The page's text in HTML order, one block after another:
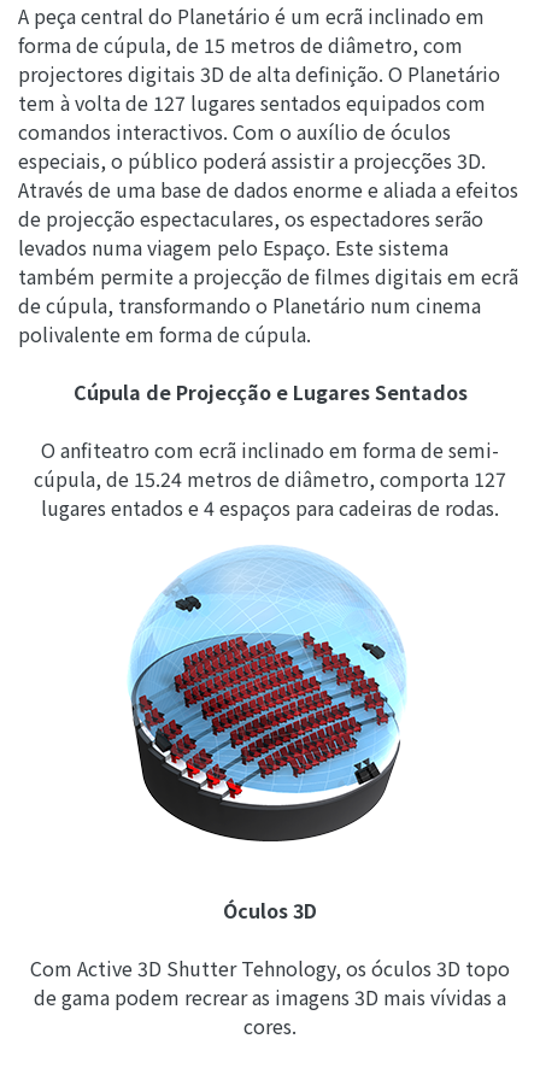
A peça central do Planetário é um ecrã inclinado em
forma de cúpula, de 15 metros de diâmetro, com
projectores digitais 3D de alta definição. O Planetário
tem à volta de 127 lugares sentados equipados com
comandos interactivos. Com o auxílio de óculos
especiais, o público poderá assistir a projecções 3D.
Através de uma base de dados enorme e aliada a efeitos
de projecção espectaculares, os espectadores serão
levados numa viagem pelo Espaço. Este sistema
também permite a projecção de filmes digitais em ecrã
de cúpula, transformando o Planetário num cinema
polivalente em forma de cúpula.
Cúpula de Projecção e Lugares Sentados
O anfiteatro com ecrã inclinado em forma de semi-
cúpula, de 15.24 metros de diâmetro, comporta 127
lugares entados e 4 espaços para cadeiras de rodas.
Óculos 3D
Com Active 3D Shutter Tehnology, os óculos 3D topo
de gama podem recrear as imagens 3D mais vívidas a
cores.